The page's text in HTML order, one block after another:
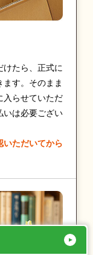
けたら、正式に
す。そのまま
入らせていただ
いは必要ござい
いただいてから